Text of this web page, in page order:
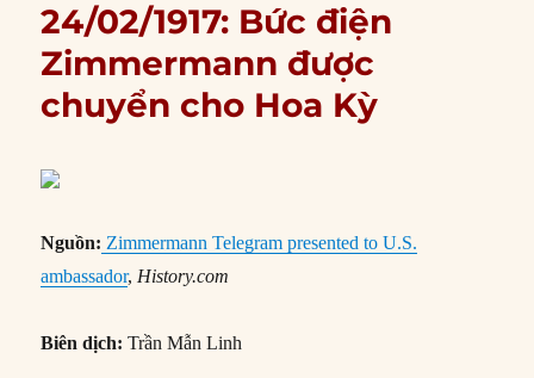
24/02/1917: Bức điện
Zimmermann được
chuyển cho Hoa Kỳ
Nguồn: Zimmermann Telegram presented to U.S.
ambassador,History.com
Biên dịch: Trần Mẫn Linh